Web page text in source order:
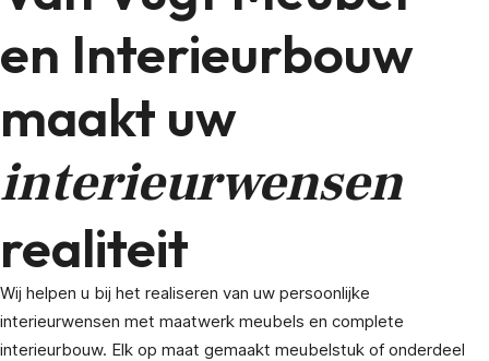
en Interieurbouw
maakt uw
interieurwensen
realiteit
Wij helpen u bij het realiseren van uw persoonlijke
interieurwensen met maatwerk meubels en complete
interieurbouw. Elk op maat gemaakt meubelstuk of onderdeel